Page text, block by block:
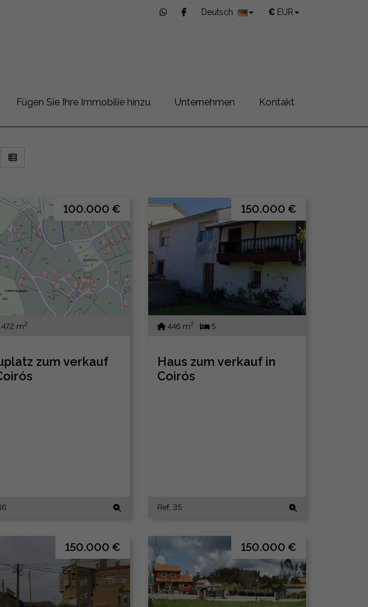
€ EUR
Deutsch
Fügen Sie Ihre Immobilie hinzu Unternehmen Kontakt
100.000 €
m2
zum verkauf
150.000 €
446 m2 5
Haus zum verkauf in
Coirós
Ref. 35
150.000 € 150.000 €